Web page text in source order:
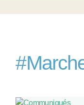
#